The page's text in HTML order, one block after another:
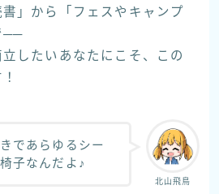
書」から「フェスやキャンプ
──
したいあなたにこそ、この
北山飛鳥
であらゆるシー
子なんだよ♪